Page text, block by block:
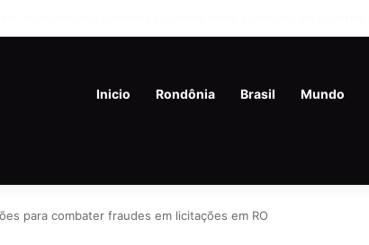
Inicio Rondônia Brasil Mundo
para combater fraudes em licitações em RO